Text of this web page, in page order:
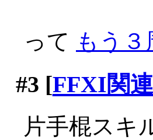
って もう
#3 [FFXI関連
片手棍スキ